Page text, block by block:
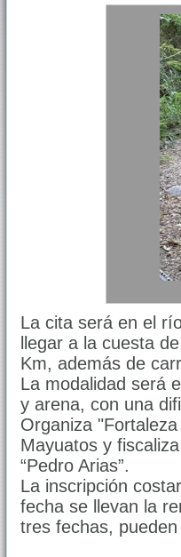
La cita será en el
llegar a la cuesta
Km, además de
La modalidad será
y arena, con una
Organiza
Mayuatos y
“Pedro Arias”.
La inscripción
fecha se llevan la
tres fechas,